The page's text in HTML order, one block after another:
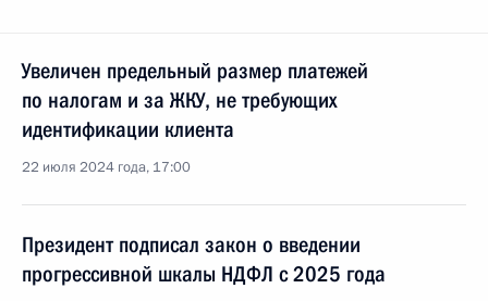
Увеличен предельный размер платежей
по налогам и за ЖКУ, не требующих
идентификации клиента
22 июля 2024 года, 17:00
Президент подписал закон о введении
прогрессивной шкалы НДФЛ с 2025 года